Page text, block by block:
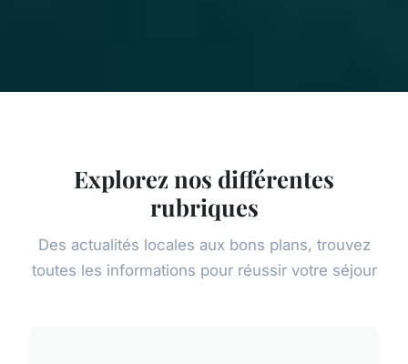
Explorez nos différentes
rubriques
Des actualités locales aux bons plans, trouvez
toutes les informations pour réussir votre séjour